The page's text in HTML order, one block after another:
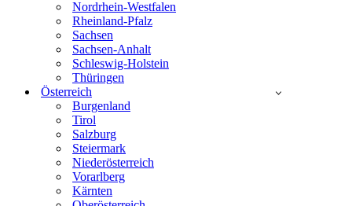
Nordrhein-Westfalen
Rheinland-Pfalz
Sachsen
Sachsen-Anhalt
Schleswig-Holstein
Thüringen
Österreich
Burgenland
Tirol
Salzburg
Steiermark
Niederösterreich
Vorarlberg
Kärnten